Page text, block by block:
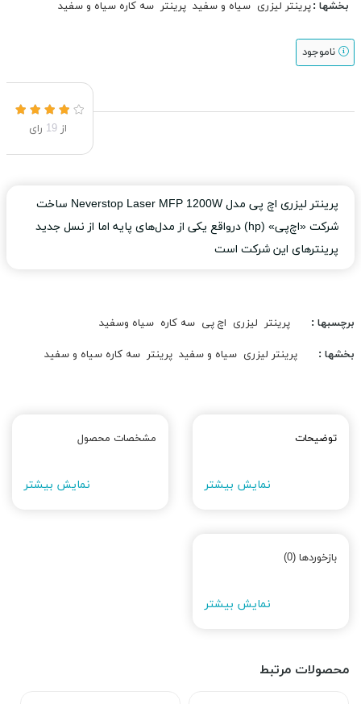
بخشها :پرینتر لیزری سیاه و سفید پرینتر سه کاره سیاه و سفید
ناموجود
از19 رای
پرینتر لیزری اچ پی مدل Neverstop Laser MFP 1200W ساخت
شرکت «اچ‌پی» (hp) درواقع یکی از مدل‌های پایه اما از نسل جدید
پرینترهای این شرکت است
برچسبها : پرینتر لیزری اچ پی سه کاره سیاه وسفید
بخشها : پرینتر لیزری سیاه و سفید پرینتر سه کاره سیاه و سفید
توضیحات
نمایش بیشتر
مشخصات محصول
نمایش بیشتر
بازخوردها (0)
نمایش بیشتر
محصولات مرتبط